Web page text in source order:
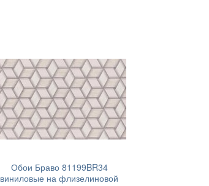
Обои Браво 81199BR34
виниловые на флизелиновой